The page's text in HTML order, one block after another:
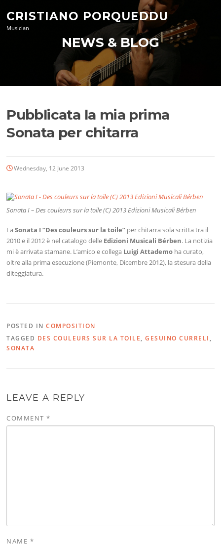
content
CRISTIANO PORQUEDDU
Musician
NEWS & BLOG
Pubblicata la mia prima
Sonata per chitarra
Wednesday, 12 June 2013
Sonata I – Des couleurs sur la toile (C) 2013 Edizioni Musicali Bérben
LaSonata I “Des couleurs sur la toile” per chitarra sola scritta tra il
2010 e il 2012 è nel catalogo delle Edizioni Musicali Bérben. La notizia
mi è arrivata stamane. L’amico e collega Luigi Attademo ha curato,
oltre alla prima esecuzione (Piemonte, Dicembre 2012), la stesura della
diteggiatura.
POSTED INCOMPOSITION
TAGGED DES COULEURS SUR LA TOILE,GESUINO CURRELI ,
SONATA
LEAVE A REPLY
COMMENT*
NAME *